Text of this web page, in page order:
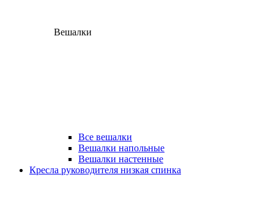
Вешалки
Все вешалки
Вешалки напольные
Вешалки настенные
Кресла руководителя низкая спинка